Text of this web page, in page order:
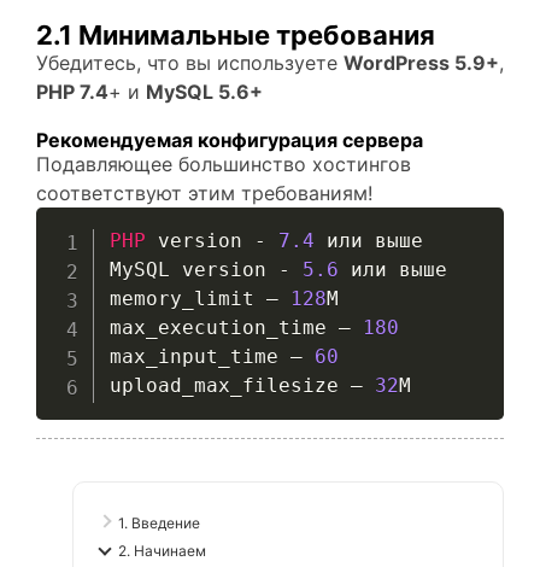
2.1 Минимальные требования
Убедитесь, что вы используете WordPress 5.9+,
PHP 7.4+ и MySQL 5.6+
Рекомендуемая конфигурация сервера
Подавляющее большинство хостингов
соответствуют этим требованиям!
PHP version - 7.4 или выше
MySQL version
- 5.6 или выше
memory_limit –
128M
max_execution_time –
180
max_input_time – 60
upload_max_filesize – 32M
1. Введение
2. Начинаем